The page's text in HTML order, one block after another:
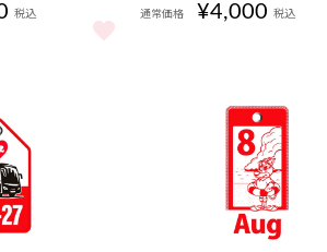
税込
ット(1st） をもっと見る
通常価格 ¥4,000 税込
AWAY DAYS Tシャツ（